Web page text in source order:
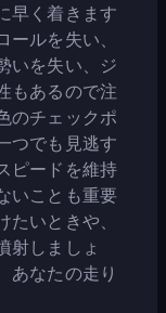
早く着きます
ルを失い、
いを失い、ジ
もあるので注
のチェックポ
つでも見逃す
ピードを維持
いことも重要
いときや、
射しましょ
あなたの走り